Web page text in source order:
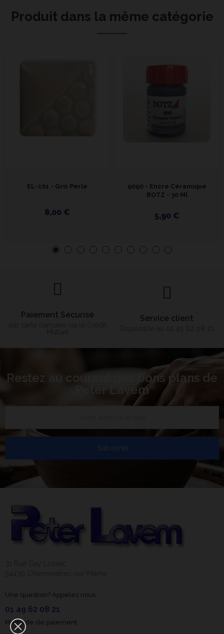
Produit dans la même catégorie
EL-101 - Gris Perle
8,00 €
9090 - Encre Céramique
BOTZ - 30 Ml
5,90 €
Paiement Sécurisé Service client
Restez au courant des bons plans de
Peter Lavem
S’abonner
Une question? Appelez nous
01 49 62 08 21
Méthode de paiement